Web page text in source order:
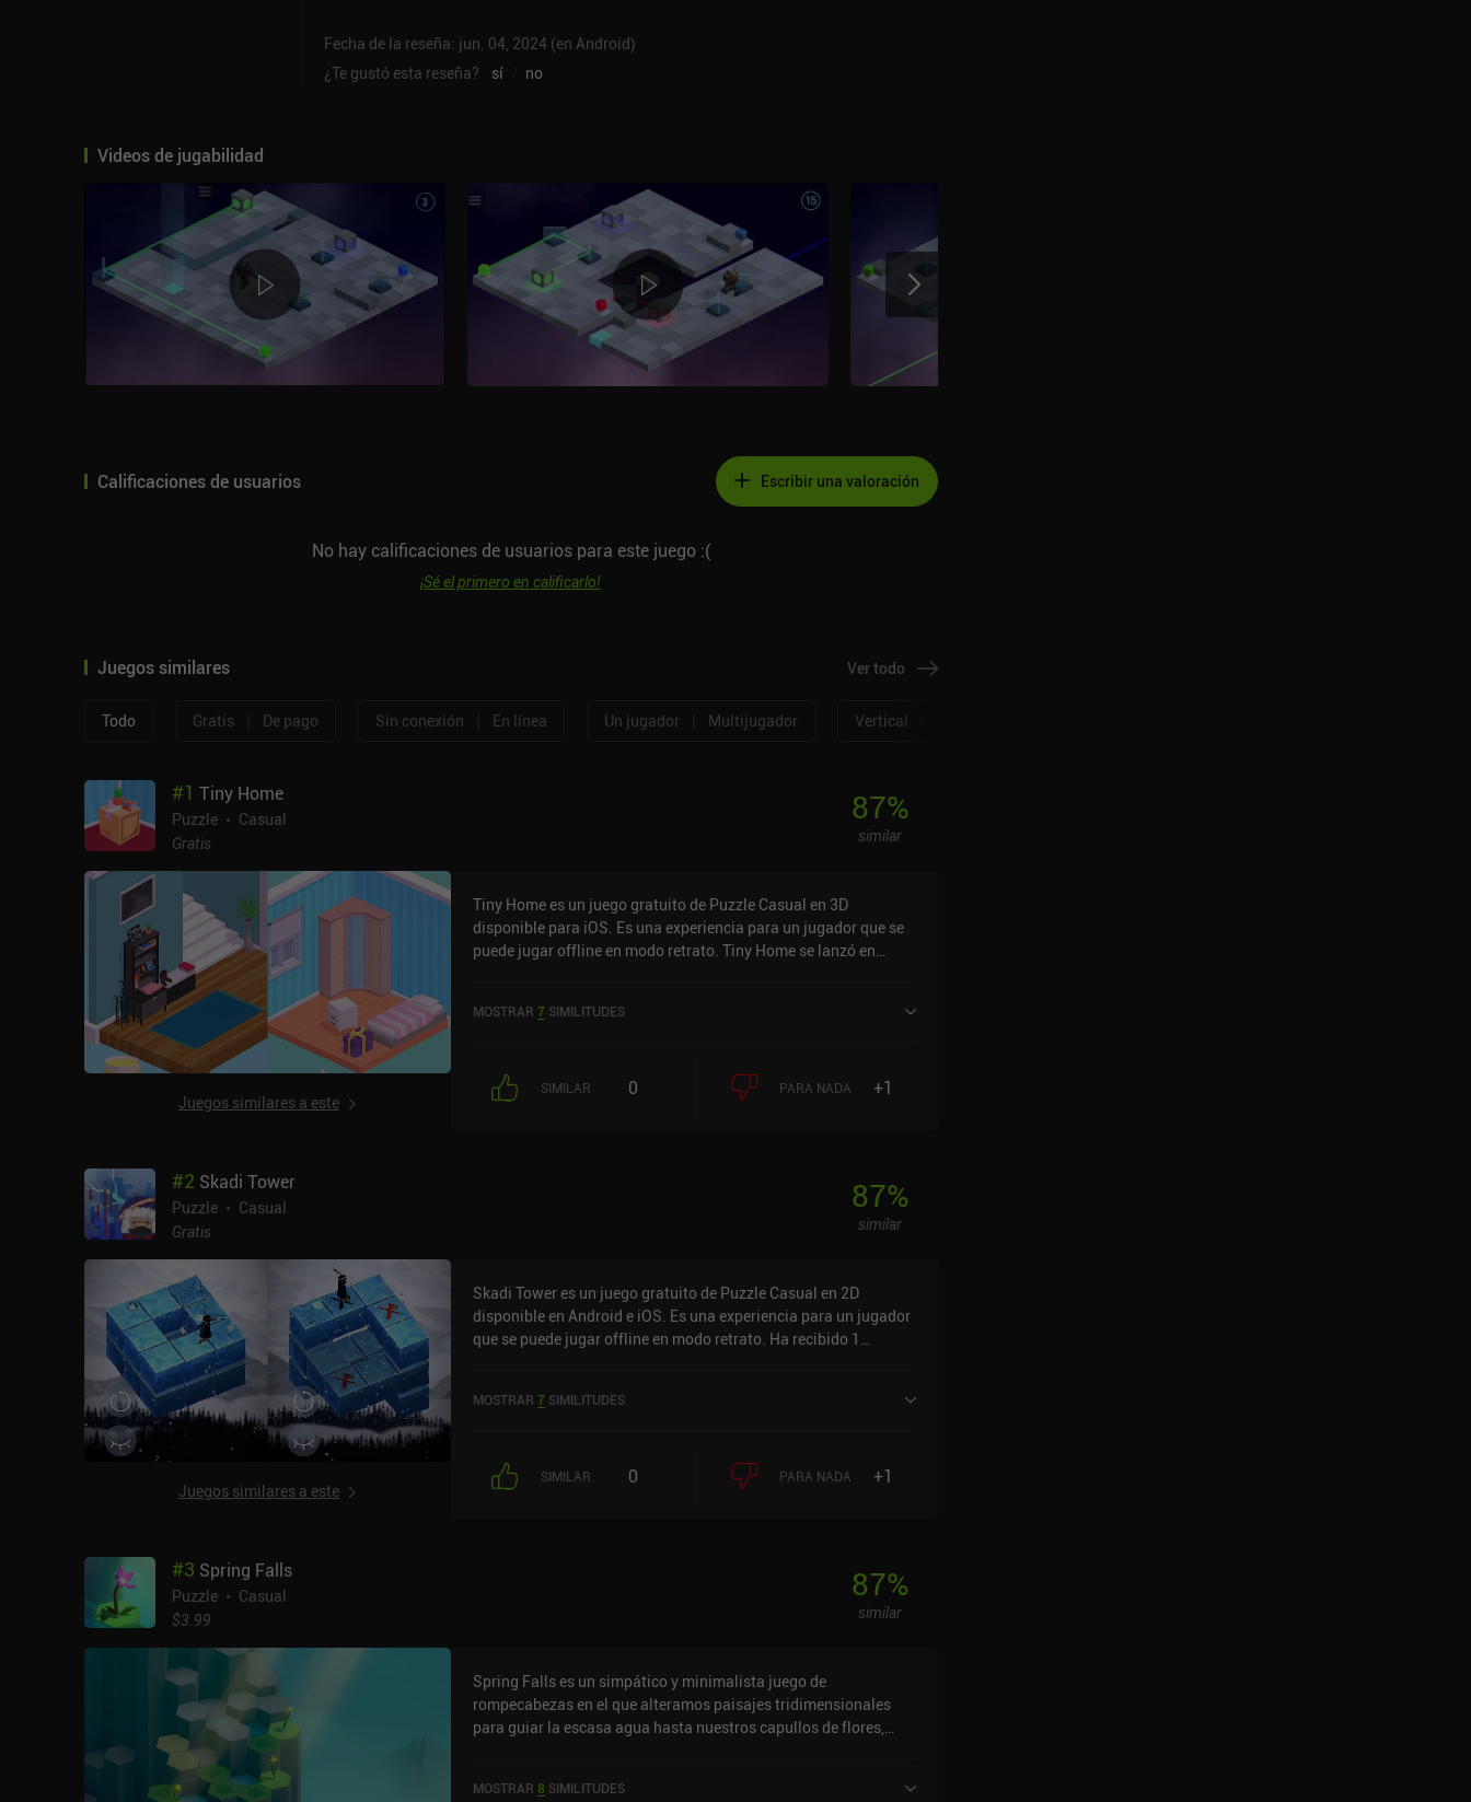
Fecha de la reseña: jun. 04, 2024 (en Android)
¿Te gustó esta reseña?
sí no
Videos de jugabilidad
Calificaciones de usuarios Escribir una valoración
No hay calificaciones de usuarios para este juego :(
¡Sé el primero en calificarlo!
Juegos similares Ver todo
Todo Gratis De pago Sin conexión En línea Un jugador Multijugador Vertical
#1 Tiny Home
Puzzle
Casual
Gratis
87%
similar
Juegos similares a este
Tiny Home es un juego gratuito de Puzzle Casual en 3D
disponible para iOS. Es una experiencia para un jugador que se
puede jugar offline en modo retrato. Tiny Home se lanzó en
MOSTRAR 7 SIMILITUDES
SIMILAR 0 PARA NADA +1
#2 Skadi Tower
Puzzle
Casual
Gratis
87%
similar
Juegos similares a este
Skadi Tower es un juego gratuito de Puzzle Casual en 2D
disponible en Android e iOS. Es una experiencia para un jugador
que se puede jugar offline en modo retrato. Ha recibido 1
5,0 en Google Play y de 5 sobre 5,0 en la App Store de iOS.
MOSTRAR 7 SIMILITUDES
SIMILAR 0 PARA NADA +1
#3 Spring Falls
Puzzle
Casual
$3.99
87%
similar
Spring Falls es un simpático y minimalista juego de
rompecabezas en el que alteramos paisajes tridimensionales
para guiar la escasa agua hasta nuestros capullos de flores,
hexagonales de distintas alturas. Algunas de las baldosas
MOSTRAR 8 SIMILITUDES